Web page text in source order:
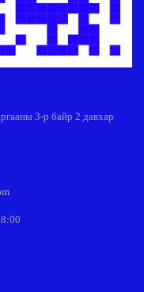
3-р байр 2 давхар